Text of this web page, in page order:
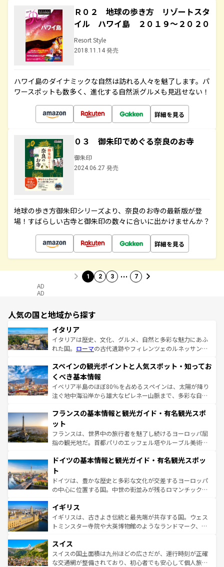
Ｒ０２ 地球の歩き方 リゾートスタ
イル ハワイ島 ２０１９～２０２０
Resort Style
2018.11.14 発売
ハワイ島のダイナミックな自然は訪れる人々を魅了します。パ
ワースポットも数多く、進化する自然派グルメも見逃せない！
詳細を見る
０３ 御朱印でめぐる奈良のお寺
御朱印
2024.06.27 発売
地球の歩き方御朱印シリーズより、奈良のお寺の最新版が登
場！すばらしい古寺と御朱印の数々に合いに出かけませんか？
詳細を見る
1 2 3 … 7
AD
AD
人気の国と地域から探す
イタリア
イタリアは歴史、文化、グルメ、自然と多彩な魅力にあふ
れた国。 ローマの古代遺跡やフィレンツェのルネッサンス
ろん、トスカーナの美しい田園風景やアマルフィ海岸の絶
景など、自然景観も見逃せない。観光の合間には、本場の
ピザやパスタなど、絶品のイタリア料理を堪能することも
できる。朝目覚めてから夜眠るまで、すべての瞬間を楽し
なお、新着のイタリア情報はコンテンツ一覧を参照してほ
しい。
スペインの観光ポイントと人気スポット・知ってお
くべき基本情報
イベリア半島のほぼ80％を占めるスペインは、太陽が降り
注ぐ地中海沿岸から雄大なピレネー山脈まで、多彩な自然
文化が根付くこの国では、情熱的なフラメンコ、熱気あふ
れる闘牛、そして美味しいタパスが生活の一部となってい
る。首都マドリードの洗練された雰囲気や、バルセロナの
アートに溢れた街角から、地方では古代ローマ遺跡や中世
せる。地方によって風土や気候が異なるスペインはその個
ンテンツ一覧 を参照してほしい。
フランスの基本情報と観光ガイド・有名観光スポ
ット
フランスは、世界中の旅行者を魅了し続けるヨーロッパ屈
指の観光地だ。首都パリのエッフェル塔やルーブル美術館
で、幅広い魅力が詰まっている。華麗な宮殿、歴史的な大
聖堂、美しいビーチ、そして豊かな自然が、訪れる者を心
から魅了する。また、フランスは美食の国としても知ら
れ、フランス料理はユネスコ無形文化遺産にも登録されて
香り高いラベンダー畑など、多彩な楽しみ方が可能だ。さ
らに、パリ以外の地域にも魅力が溢れており、どの街角に
も豊かな歴史と文化が息づいている。パリ以外の個性あふ
を参照してほしい。
ドイツの基本情報と観光ガイド・有名観光スポッ
ト
ドイツは、豊かな歴史と多彩な文化が交差するヨーロッパ
の中心に位置する国。中世の街並みが残るロマンチック街
顔を持つこの国は、どこを歩いても飽きることがない。ベ
ルリンの文化的活気、バイエルン州のアルプスの絶景、そ
してライン川沿いのワイン畑といった風景は必見。ビール
は、お酒好きな人にはぜひ体験してほしい。 なお、新着の
ドイツ情報はコンテンツ一覧を参照してほしい。
イギリス
イギリスは、古きよき伝統と最先端が共存する国。ウェス
トミンスター寺院や大英博物館のようなランドマーク、歴
リアごとに異なる魅力がある。また、優雅なアフタヌーン
ティー、ビール好きにはたまらない英国パブ、サッカー観
戦など、本場だからこそできる体験も豊富。イギリスを旅
スイス
スイスの国土面積は九州ほどの広さだが、運行時刻が正確
な交通網が整備されており、初心者でも安心して個人旅行